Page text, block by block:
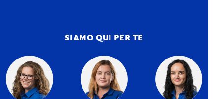
SIAMO QUI PER TE